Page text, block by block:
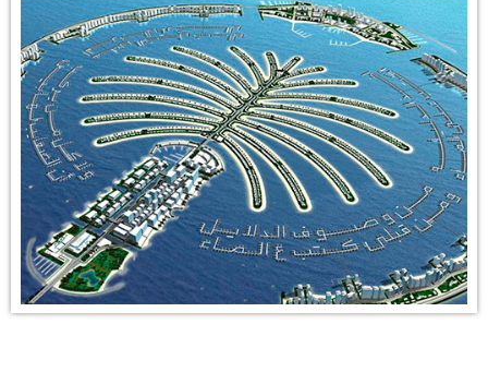
EXCURSÕES
CIRCUITOS